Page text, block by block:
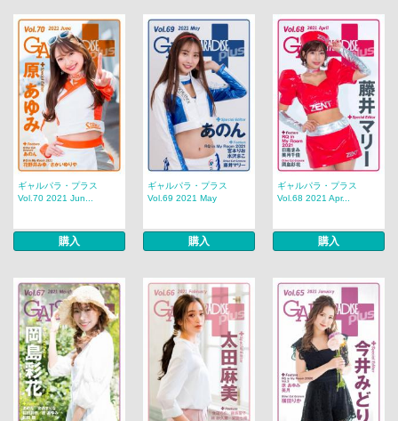
ギャルパラ・プラス
Vol.70 2021 Jun...
購入
ギャルパラ・プラス
Vol.69 2021 May
購入
ギャルパラ・プラス
Vol.68 2021 Apr...
購入